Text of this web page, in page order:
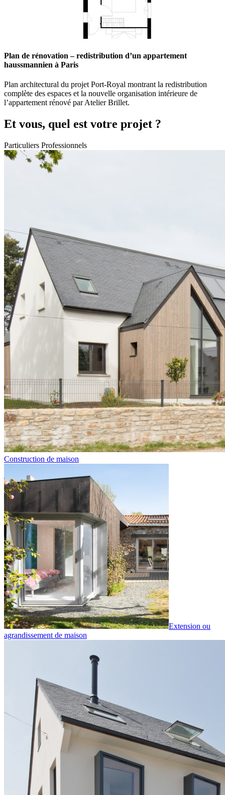
Plan de rénovation – redistribution d’un appartement
haussmannien à Paris
Plan architectural du projet Port-Royal montrant la redistribution
complète des espaces et la nouvelle organisation intérieure de
l’appartement rénové par Atelier Brillet.
Et vous, quel est votre projet ?
Particuliers Professionnels
Construction de maison
Extension ou
agrandissement de maison